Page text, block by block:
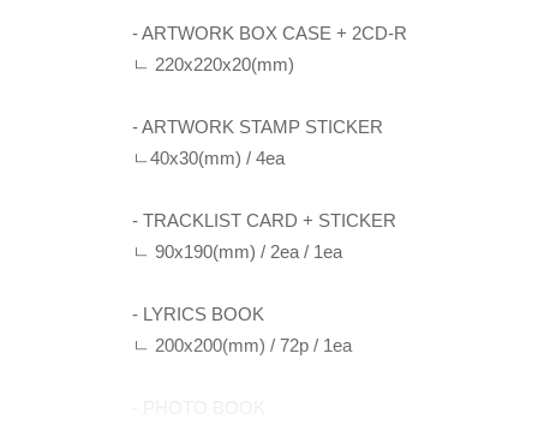
- ARTWORK BOX CASE + 2CD-R
ㄴ 220x220x20(mm)
- ARTWORK STAMP STICKER
ㄴ40x30(mm) / 4ea
- TRACKLIST CARD + STICKER
ㄴ 90x190(mm) / 2ea / 1ea
- LYRICS BOOK
ㄴ 200x200(mm) / 72p / 1ea